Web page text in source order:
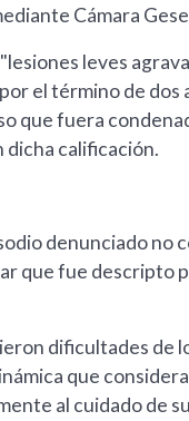
Cámara
leves
el término de dos
que fuera
dicha calificación.
denunciado no
que fue descripto
dificultades de
que
al cuidado de